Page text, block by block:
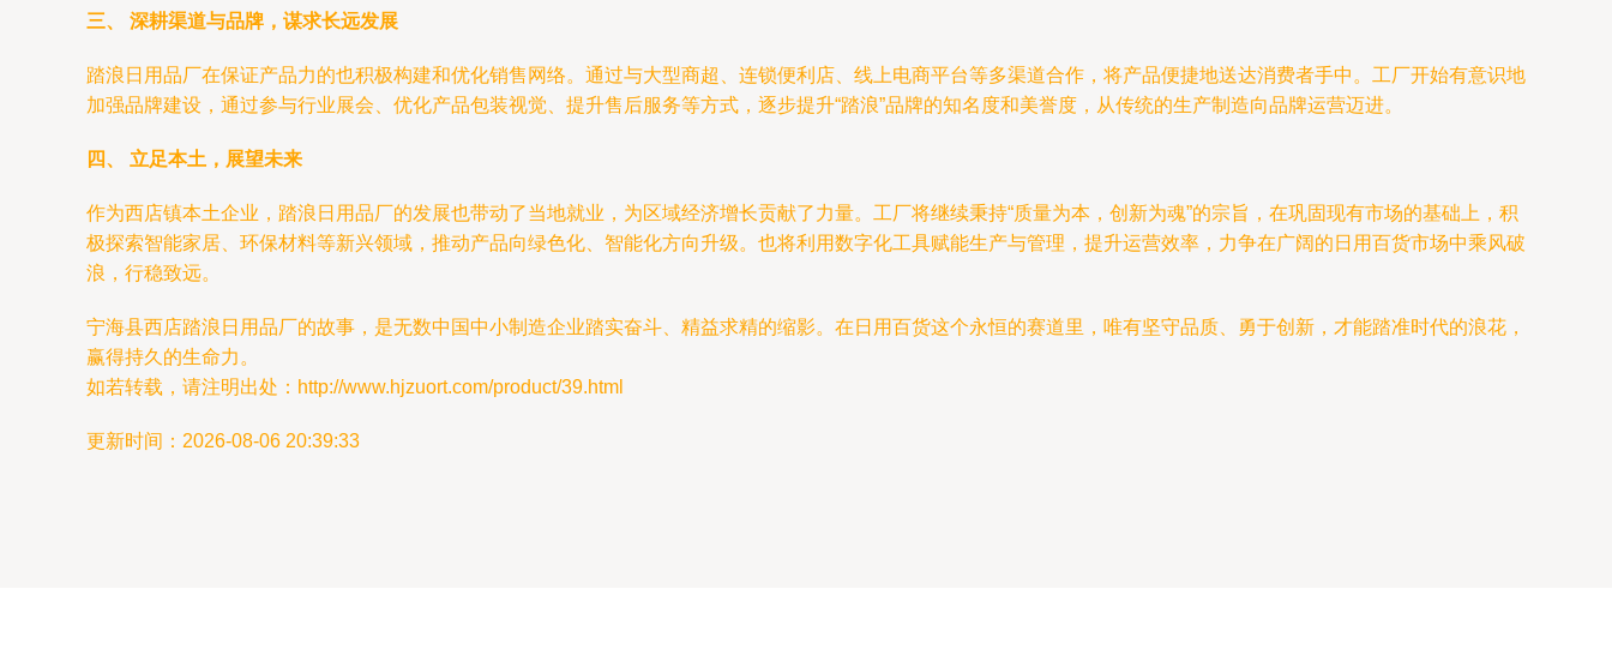
三、 深耕渠道与品牌，谋求长远发展
踏浪日用品厂在保证产品力的也积极构建和优化销售网络。通过与大型商超、连锁便利店、线上电商平台等多渠道合作，将产品便捷地送达消费者手中。工厂开始有意识地
加强品牌建设，通过参与行业展会、优化产品包装视觉、提升售后服务等方式，逐步提升“踏浪”品牌的知名度和美誉度，从传统的生产制造向品牌运营迈进。
四、 立足本土，展望未来
作为西店镇本土企业，踏浪日用品厂的发展也带动了当地就业，为区域经济增长贡献了力量。工厂将继续秉持“质量为本，创新为魂”的宗旨，在巩固现有市场的基础上，积
极探索智能家居、环保材料等新兴领域，推动产品向绿色化、智能化方向升级。也将利用数字化工具赋能生产与管理，提升运营效率，力争在广阔的日用百货市场中乘风破
浪，行稳致远。
宁海县西店踏浪日用品厂的故事，是无数中国中小制造企业踏实奋斗、精益求精的缩影。在日用百货这个永恒的赛道里，唯有坚守品质、勇于创新，才能踏准时代的浪花，
赢得持久的生命力。
如若转载，请注明出处：http://www.hjzuort.com/product/39.html
更新时间：2026-08-06 20:39:33